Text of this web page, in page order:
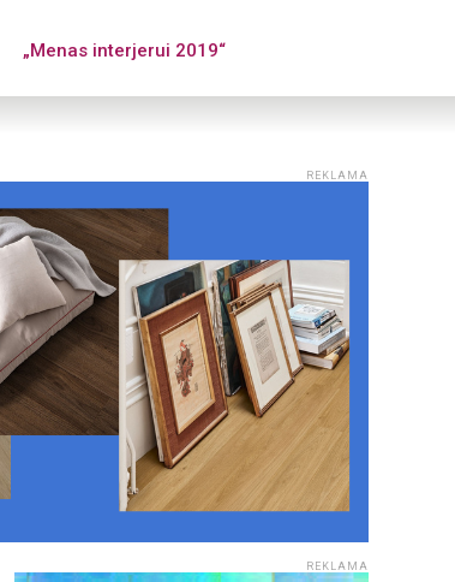
„Menas interjerui 2019“
REKLAMA
REKLAMA